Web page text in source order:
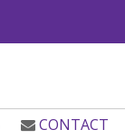
CONTACT